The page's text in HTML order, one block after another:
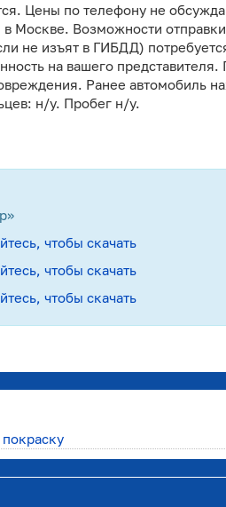
Цены по телефону не
Москве. Возможности отправки
не изъят в ГИБДД)
на вашего представителя.
Ранее автомобиль
н/у. Пробег н/у.
чтобы скачать
чтобы скачать
чтобы скачать